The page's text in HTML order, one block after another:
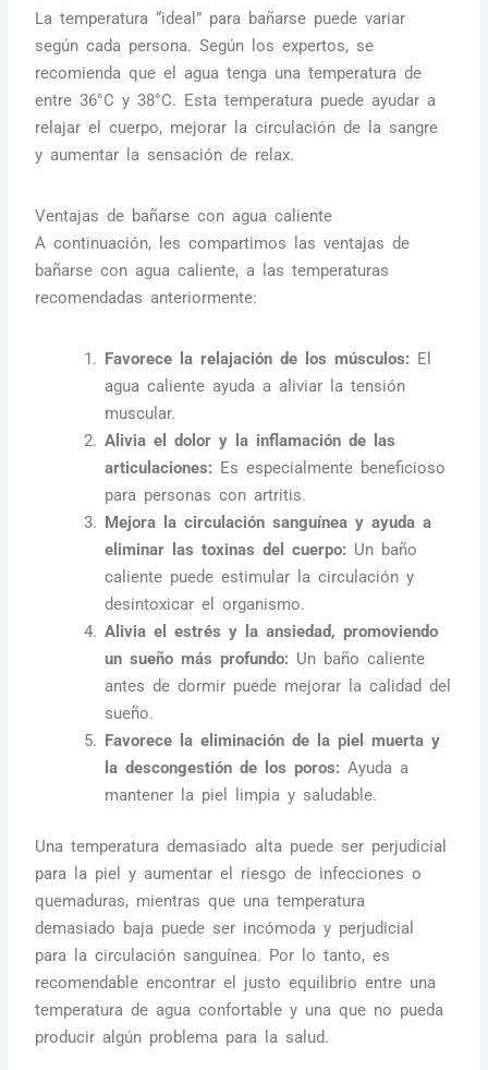
La temperatura “ideal” para bañarse puede variar
según cada persona. Según los expertos, se
recomienda que el agua tenga una temperatura de
entre 36°C y 38°C. Esta temperatura puede ayudar a
relajar el cuerpo, mejorar la circulación de la sangre
y aumentar la sensación de relax.
Ventajas de bañarse con agua caliente
A continuación, les compartimos las ventajas de
bañarse con agua caliente, a las temperaturas
recomendadas anteriormente:
Favorece la relajación de los músculos: El
agua caliente ayuda a aliviar la tensión
muscular.
Alivia el dolor y la inflamación de las
articulaciones: Es especialmente beneficioso
para personas con artritis.
Mejora la circulación sanguínea y ayuda a
eliminar las toxinas del cuerpo: Un baño
caliente puede estimular la circulación y
desintoxicar el organismo.
Alivia el estrés y la ansiedad, promoviendo
un sueño más profundo: Un baño caliente
antes de dormir puede mejorar la calidad del
sueño.
Favorece la eliminación de la piel muerta y
la descongestión de los poros: Ayuda a
mantener la piel limpia y saludable.
Una temperatura demasiado alta puede ser perjudicial
para la piel y aumentar el riesgo de infecciones o
quemaduras, mientras que una temperatura
demasiado baja puede ser incómoda y perjudicial
para la circulación sanguínea. Por lo tanto, es
recomendable encontrar el justo equilibrio entre una
temperatura de agua confortable y una que no pueda
producir algún problema para la salud.